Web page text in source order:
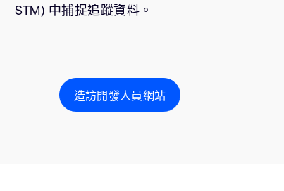
STM) 中捕捉追蹤資料。
造訪開發人員網站